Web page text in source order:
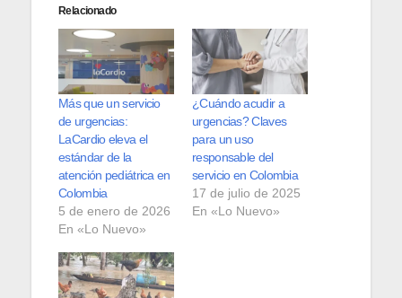
Relacionado
Más que un servicio
de urgencias:
LaCardio eleva el
estándar de la
atención pediátrica en
Colombia
5 de enero de 2026
En «Lo Nuevo»
¿Cuándo acudir a
urgencias? Claves
para un uso
responsable del
servicio en Colombia
17 de julio de 2025
En «Lo Nuevo»